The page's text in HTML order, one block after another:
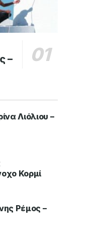
–
Λιόλιου –
Κορμί
Ρέμος –